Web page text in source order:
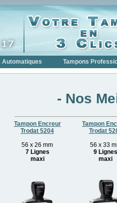
Automatiques Tampons
- Nos
Tampon Encreur
Trodat 5204
56 x 26 mm
7 Lignes
maxi
Tampon
Trodat
56 x 33
9 Lignes
maxi